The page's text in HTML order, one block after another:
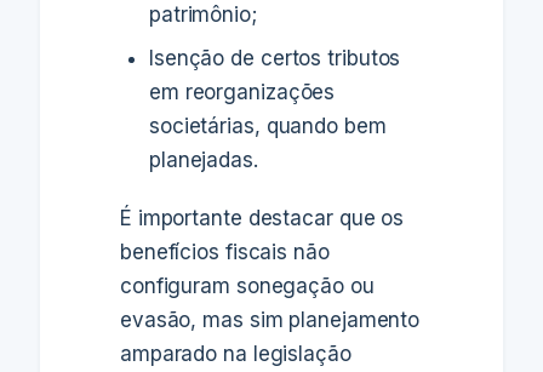
patrimônio;
Isenção de certos tributos
em reorganizações
societárias, quando bem
planejadas.
É importante destacar que os
benefícios fiscais não
configuram sonegação ou
evasão, mas sim planejamento
amparado na legislação